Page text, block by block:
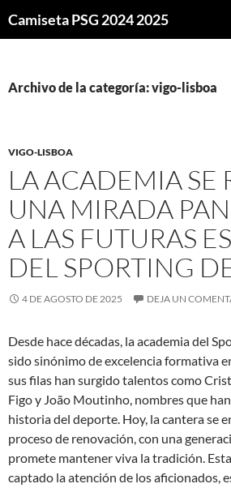
Camiseta PSG 2024 2025
Archivo de la categoría: vigo-lisboa
VIGO-LISBOA
LA ACADEMIA SE
UNA MIRADA
A LAS FUTURAS
DEL SPORTING
4 DE AGOSTO DE 2025 DEJA UN
Desde hace décadas, la academia del
sido sinónimo de excelencia formativa
sus filas han surgido talentos como
Figo y João Moutinho, nombres que
historia del deporte. Hoy, la cantera se
proceso de renovación, con una
promete mantener viva la tradición.
captado la atención de los aficionados,